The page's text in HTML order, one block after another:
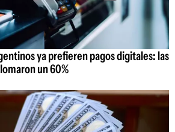
ya prefieren pagos digitales: las
un 60%